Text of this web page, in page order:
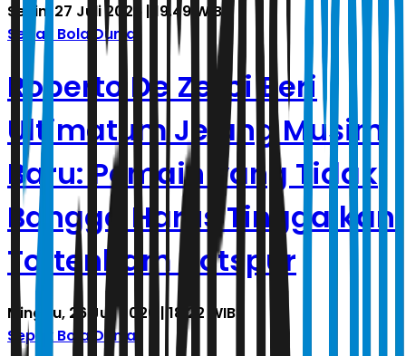
Senin, 27 Juli 2026 | 19.49 WIB
Sepak Bola Dunia
Roberto De Zerbi Beri
Ultimatum Jelang Musim
Baru: Pemain yang Tidak
Bangga Harus Tinggalkan
Tottenham Hotspur
Minggu, 26 Juli 2026 | 18.22 WIB
Sepak Bola Dunia